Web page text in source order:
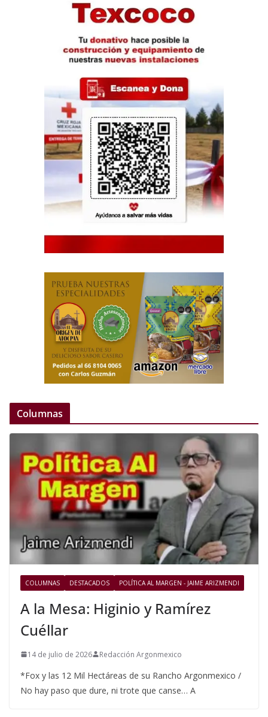
Columnas
COLUMNAS DESTACADOS POLÍTICA AL MARGEN - JAIME ARIZMENDI
A la Mesa: Higinio y Ramírez
Cuéllar
14 de julio de 2026 Redacción Argonmexico
*Fox y las 12 Mil Hectáreas de su Rancho Argonmexico /
No hay paso que dure, ni trote que canse… A